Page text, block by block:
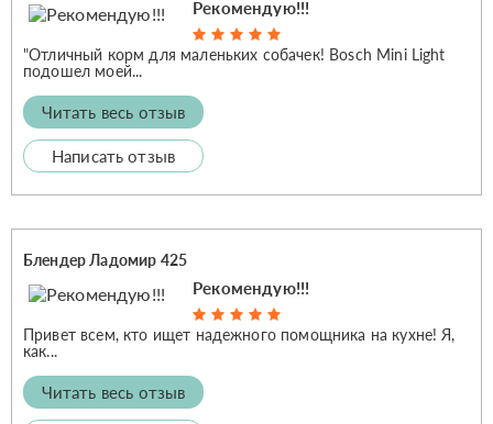
Рекомендую!!!
"Отличный корм для маленьких собачек! Bosch Mini Light
подошел моей...
Читать весь отзыв
Написать отзыв
Блендер Ладомир 425
Рекомендую!!!
Привет всем, кто ищет надежного помощника на кухне! Я,
как...
Читать весь отзыв